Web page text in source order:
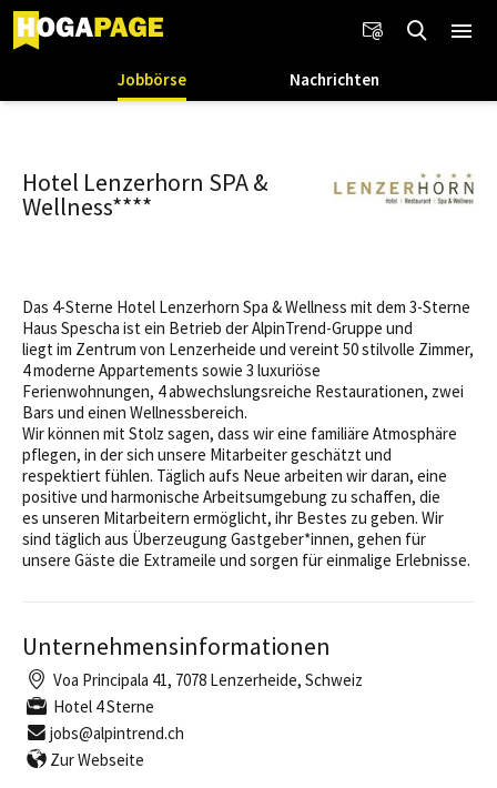
Jobbörse Nachrichten
Hotel Lenzerhorn SPA &
Wellness****
Das 4-Sterne Hotel Lenzerhorn Spa & Wellness mit dem 3-Sterne
Haus Spescha ist ein Betrieb der AlpinTrend-Gruppe und
liegt im Zentrum von Lenzerheide und vereint 50 stilvolle Zimmer,
4 moderne Appartements sowie 3 luxuriöse
Ferienwohnungen, 4 abwechslungsreiche Restaurationen, zwei
Bars und einen Wellnessbereich.
Wir können mit Stolz sagen, dass wir eine familiäre Atmosphäre
pflegen, in der sich unsere Mitarbeiter geschätzt und
respektiert fühlen. Täglich aufs Neue arbeiten wir daran, eine
positive und harmonische Arbeitsumgebung zu schaffen, die
es unseren Mitarbeitern ermöglicht, ihr Bestes zu geben. Wir
sind täglich aus Überzeugung Gastgeber*innen, gehen für
unsere Gäste die Extrameile und sorgen für einmalige Erlebnisse.
Unternehmensinformationen
Voa Principala 41, 7078 Lenzerheide, Schweiz
Hotel 4 Sterne
jobs@alpintrend.ch
Zur Webseite